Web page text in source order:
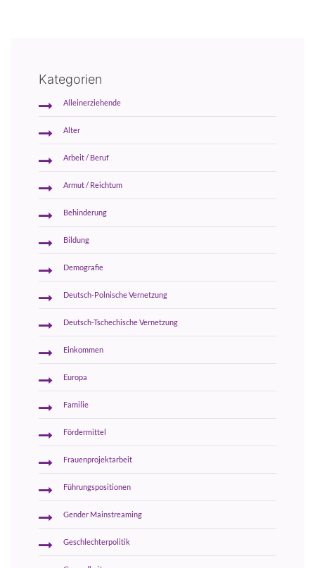
Kategorien
Alleinerziehende
Alter
Arbeit / Beruf
Armut / Reichtum
Behinderung
Bildung
Demografie
Deutsch-Polnische Vernetzung
Deutsch-Tschechische Vernetzung
Einkommen
Europa
Familie
Fördermittel
Frauenprojektarbeit
Führungspositionen
Gender Mainstreaming
Geschlechterpolitik